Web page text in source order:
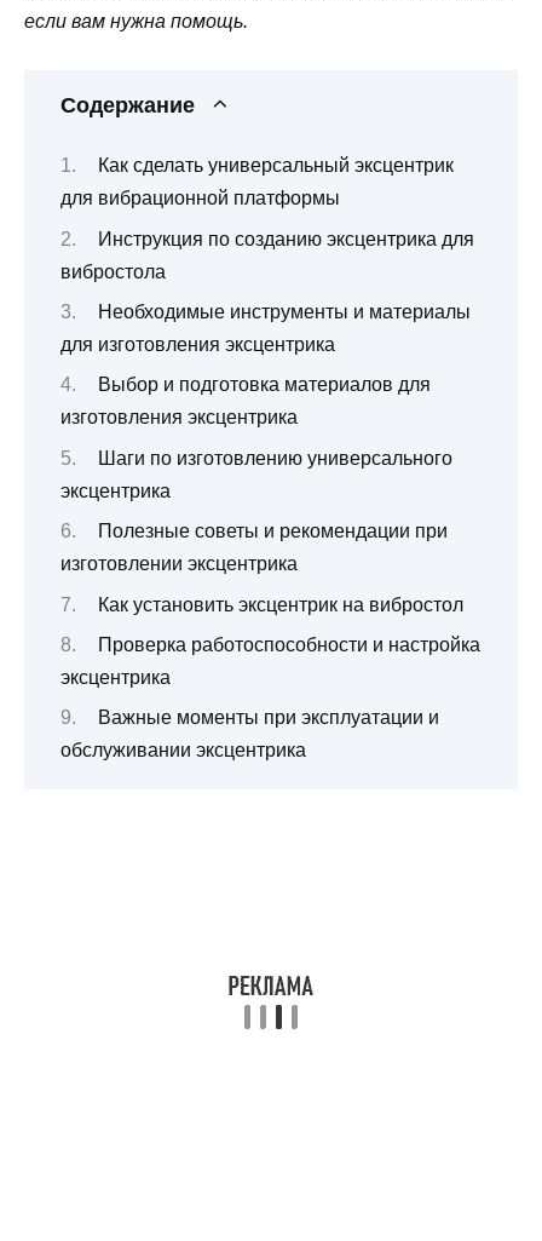
если вам нужна помощь.
Содержание
Как сделать универсальный эксцентрик
для вибрационной платформы
Инструкция по созданию эксцентрика для
вибростола
Необходимые инструменты и материалы
для изготовления эксцентрика
Выбор и подготовка материалов для
изготовления эксцентрика
Шаги по изготовлению универсального
эксцентрика
Полезные советы и рекомендации при
изготовлении эксцентрика
Как установить эксцентрик на вибростол
Проверка работоспособности и настройка
эксцентрика
Важные моменты при эксплуатации и
обслуживании эксцентрика